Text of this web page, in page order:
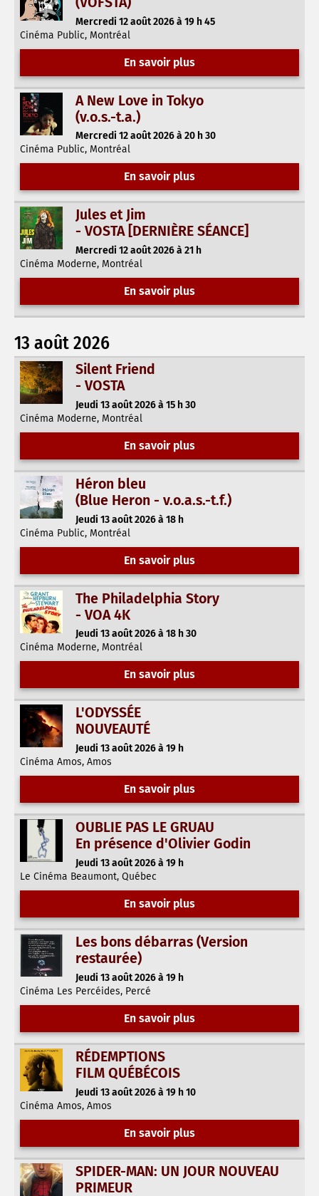
Mercredi 12 août 2026 à 19 h 45
Cinéma Public, Montréal
En savoir plus
A New Love in Tokyo
(v.o.s.-t.a.)
Mercredi 12 août 2026 à 20 h 30
Cinéma Public, Montréal
En savoir plus
Jules et Jim
- VOSTA [DERNIÈRE SÉANCE]
Mercredi 12 août 2026 à 21 h
Cinéma Moderne, Montréal
En savoir plus
13 août 2026
Silent Friend
- VOSTA
Jeudi 13 août 2026 à 15 h 30
Cinéma Moderne, Montréal
En savoir plus
Héron bleu
(Blue Heron - v.o.a.s.-t.f.)
Jeudi 13 août 2026 à 18 h
Cinéma Public, Montréal
En savoir plus
The Philadelphia Story
- VOA 4K
Jeudi 13 août 2026 à 18 h 30
Cinéma Moderne, Montréal
En savoir plus
L'ODYSSÉE
NOUVEAUTÉ
Jeudi 13 août 2026 à 19 h
Cinéma Amos, Amos
En savoir plus
OUBLIE PAS LE GRUAU
En présence d'Olivier Godin
Jeudi 13 août 2026 à 19 h
Le Cinéma Beaumont, Québec
En savoir plus
Les bons débarras (Version
restaurée)
Jeudi 13 août 2026 à 19 h
Cinéma Les Percéides, Percé
En savoir plus
RÉDEMPTIONS
FILM QUÉBÉCOIS
Jeudi 13 août 2026 à 19 h 10
Cinéma Amos, Amos
En savoir plus
SPIDER-MAN: UN JOUR NOUVEAU
PRIMEUR